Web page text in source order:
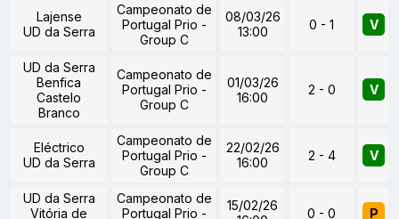
Lajense
UD da Serra
Campeonato de
Portugal Prio -
Group C
08/03/26
13:00
0 - 1 V
UD da Serra
Benfica
Castelo
Branco
Campeonato de
Portugal Prio -
Group C
01/03/26
16:00
2 - 0 V
Eléctrico
UD da Serra
Campeonato de
Portugal Prio -
Group C
22/02/26
16:00
2 - 4 V
UD da Serra
Vitória de
Campeonato de
Portugal Prio -
15/02/26
0 - 0 P